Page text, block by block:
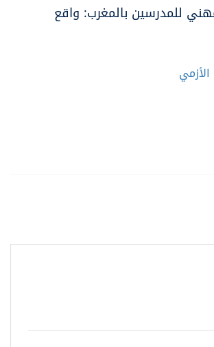
للمدرسين بالمغرب: واقع